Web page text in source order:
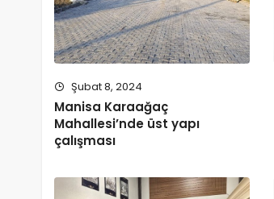
Şubat 8, 2024
Manisa Karaağaç
Mahallesi’nde üst yapı
çalışması